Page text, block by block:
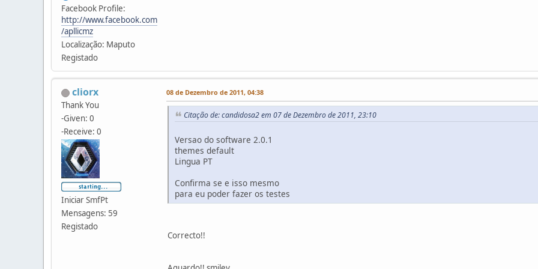
Facebook Profile:
http://www.facebook.com
/apllicmz
Localização: Maputo
Registado
cliorx
Thank You
-Given: 0
-Receive: 0
Iniciar SmfPt
Mensagens: 59
Registado
08 de Dezembro de 2011, 04:38
Citação de: candidosa2 em 07 de Dezembro de 2011, 23:10
Versao do software 2.0.1
themes default
Lingua PT
Confirma se e isso mesmo
para eu poder fazer os testes
Correcto!!